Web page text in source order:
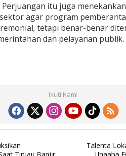
Perjuangan itu juga
agar program
tetapi benar-benar
dan pelayanan publik.
Ikuti Kami
Talenta